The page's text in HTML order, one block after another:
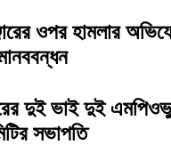
ওপর হামলার
দুই ভাই দুই
সভাপতি